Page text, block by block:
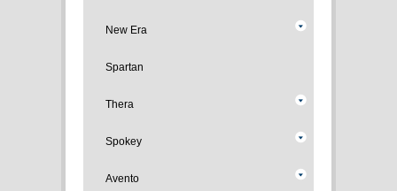
New Era
Spartan
Thera
Spokey
Avento